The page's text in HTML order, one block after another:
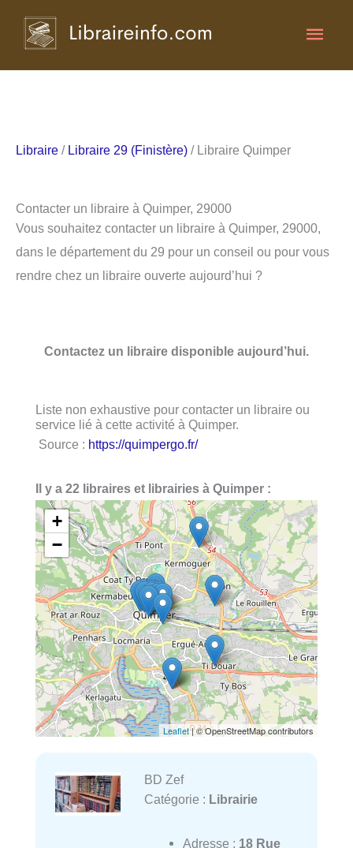
Libraire / Libraire 29 (Finistère) / Libraire Quimper
Contacter un libraire à Quimper, 29000
Vous souhaitez contacter un libraire à Quimper, 29000,
dans le département du 29 pour un conseil ou pour vous
rendre chez un libraire ouverte aujourd’hui ?
Contactez un libraire disponible aujourd’hui.
Liste non exhaustive pour contacter un libraire ou
service lié à cette activité à Quimper.
Source : https://quimpergo.fr/
Il y a 22 libraires et librairies à Quimper :
+
−
Leaflet| © OpenStreetMap contributors
BD Zef
Catégorie : Librairie
Adresse : 18 Rue